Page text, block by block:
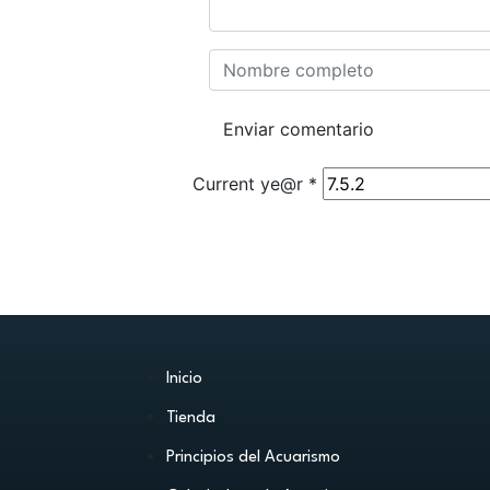
Current ye@r *
Inicio
Tienda
Principios del Acuarismo